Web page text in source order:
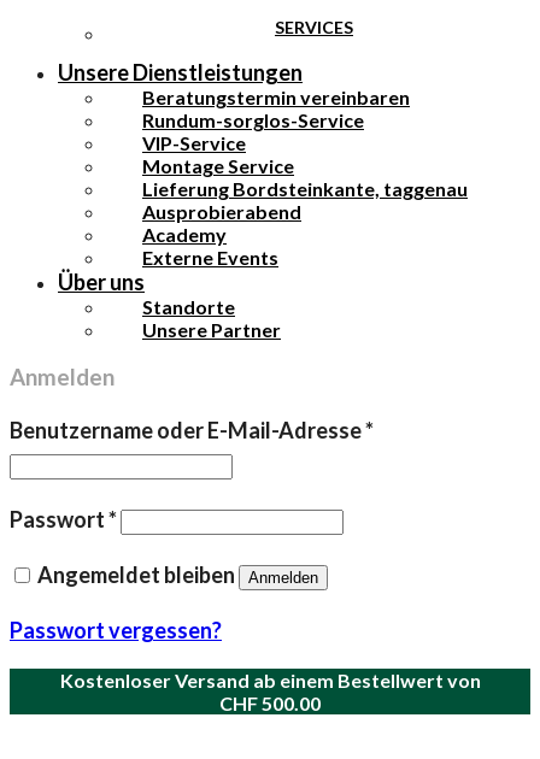
SERVICES
Unsere Dienstleistungen
Beratungstermin vereinbaren
Rundum-sorglos-Service
VIP-Service
Montage Service
Lieferung Bordsteinkante, taggenau
Ausprobierabend
Academy
Externe Events
Über uns
Standorte
Unsere Partner
Anmelden
Benutzername oder E-Mail-Adresse*
Passwort*Erforderlich
Angemeldet bleiben Anmelden
Passwort vergessen?
Kostenloser Versand ab einem Bestellwert von
CHF500.00